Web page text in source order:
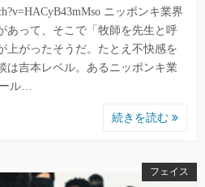
ニッポンキ業界
あって、そこで「牧師を先生と呼
上がったそうだ。たとえ不快感を
は吉本レベル。あるニッポンキ業
ル…
続きを読む
フェイス